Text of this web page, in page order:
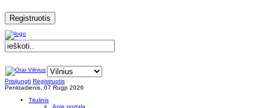
Registruotis
Prisijungti Registruotis
Penktadienis, 07 Rugp 2026
Titulinis
Apie portalą